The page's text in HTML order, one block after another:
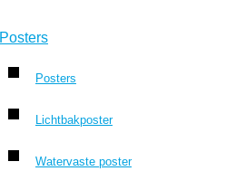
Posters
Posters
Lichtbakposter
Watervaste poster